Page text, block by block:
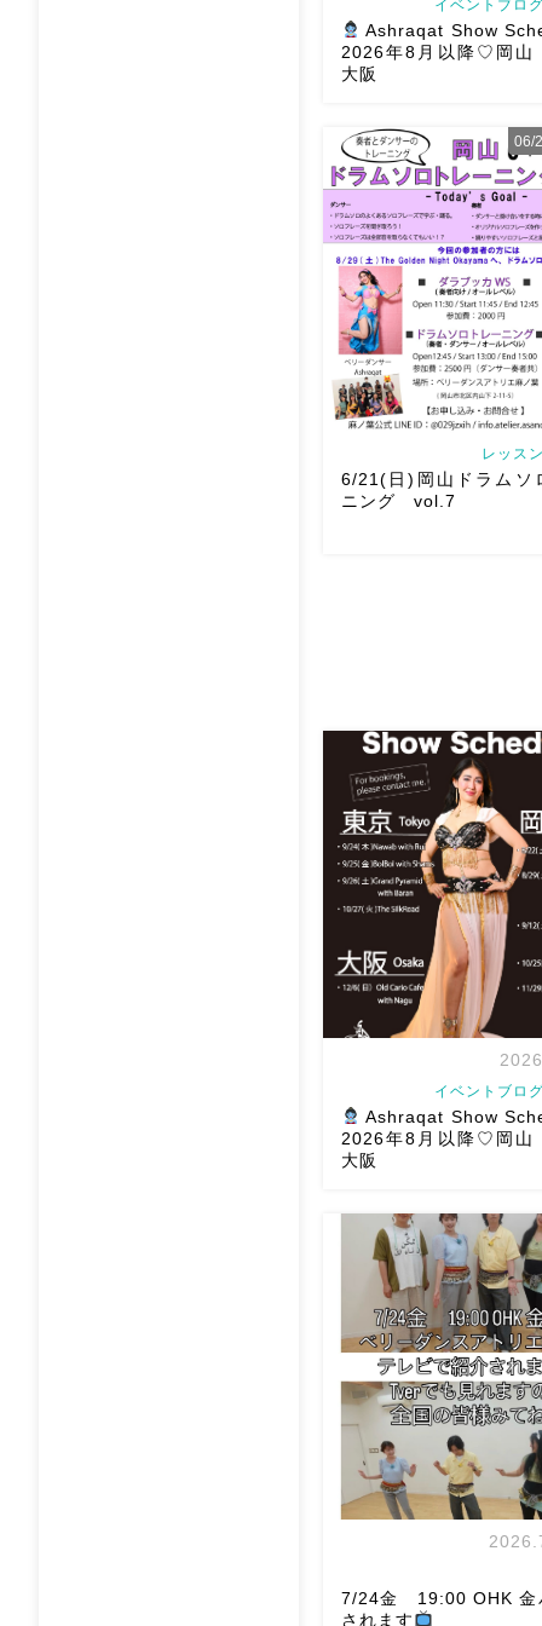
8月以降のショースケジュ
様にお会いできますように
メッセージください
お待
す
Ashraqat Show
岡山・8/22(土) […]
イベントブロ
Ashraqat Show
2026年8月以降♡岡山
大阪
もありますので奏者の方は
の方もダン […]
レッス
6/21(日)岡山ドラムソ
ニング vol.7
06/
8月以降のショースケジュ
様にお会いできますように
メッセージください
お待
す
Ashraqat Show
岡山・8/22(土) […]
イベントブロ
Ashraqat Show
2026年8月以降♡岡山
大阪
7/24金 19:00 OHK 金
されます